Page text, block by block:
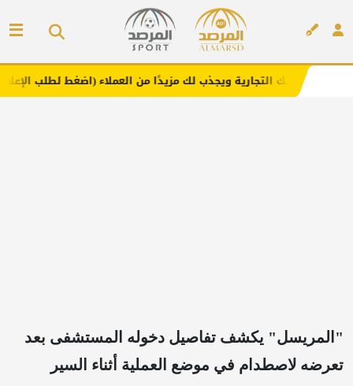
ويجذب لك مزيدًا من العملاء (اضغط لطلب الإعلان)
"المريسل" يكشف تفاصيل دخوله المستشفى بعد
تعرضه لاصطدام في موضع العملية أثناء السير